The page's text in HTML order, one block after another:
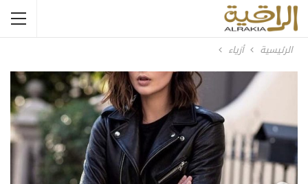
الرئيسية أزياء